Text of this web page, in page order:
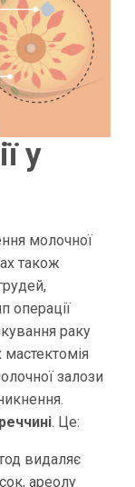
у
молочної
також
операції
раку
залози
. Це:
видаляє
ареолу